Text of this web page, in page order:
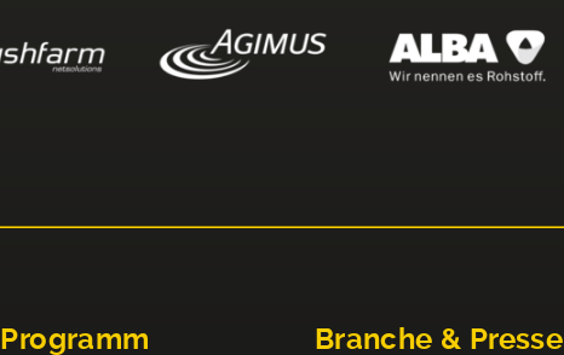
Programm Branche & Presse